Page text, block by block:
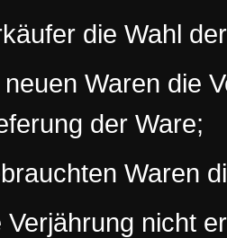
die Wahl
Waren die
der Ware;
Waren
Verjährung nicht